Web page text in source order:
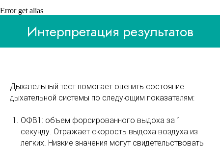
Error get alias
Интерпретация результатов
Дыхательный тест помогает оценить состояние
дыхательной системы по следующим показателям:
ОФВ1: объем форсированного выдоха за 1
секунду. Отражает скорость выдоха воздуха из
легких. Низкие значения могут свидетельствовать